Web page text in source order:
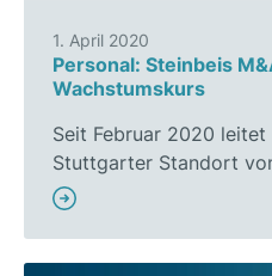
1. April 2020
Personal: Steinbeis
Wachstumskurs
Seit Februar 2020
Stuttgarter Standort